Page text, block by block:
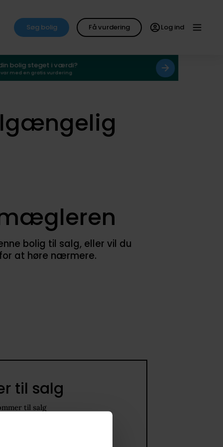
Søg bolig Få vurdering Log ind
bolig steget i værdi?
med en gratis vurdering
bolig til salg, eller vil du
at høre nærmere.
til salg
til salg